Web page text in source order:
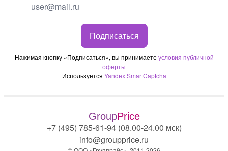
Подписаться
Нажимая кнопку «Подписаться», вы принимаете условия публичной
оферты
Используется Yandex SmartCaptcha
GroupPrice
+7 (495) 785-61-94 (08.00-24.00 мск)
info@groupprice.ru